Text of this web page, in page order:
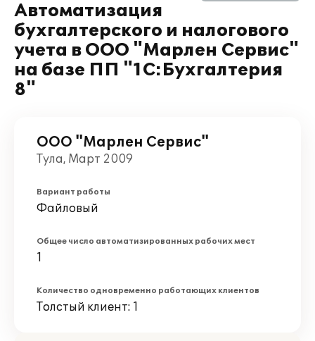
Автоматизация
бухгалтерского и налогового
учета в ООО "Марлен Сервис"
на базе ПП "1С:Бухгалтерия
8"
ООО "Марлен Сервис"
Тула, Март 2009
Вариант работы
Файловый
Общее число автоматизированных рабочих мест
1
Количество одновременно работающих клиентов
Толстый клиент: 1